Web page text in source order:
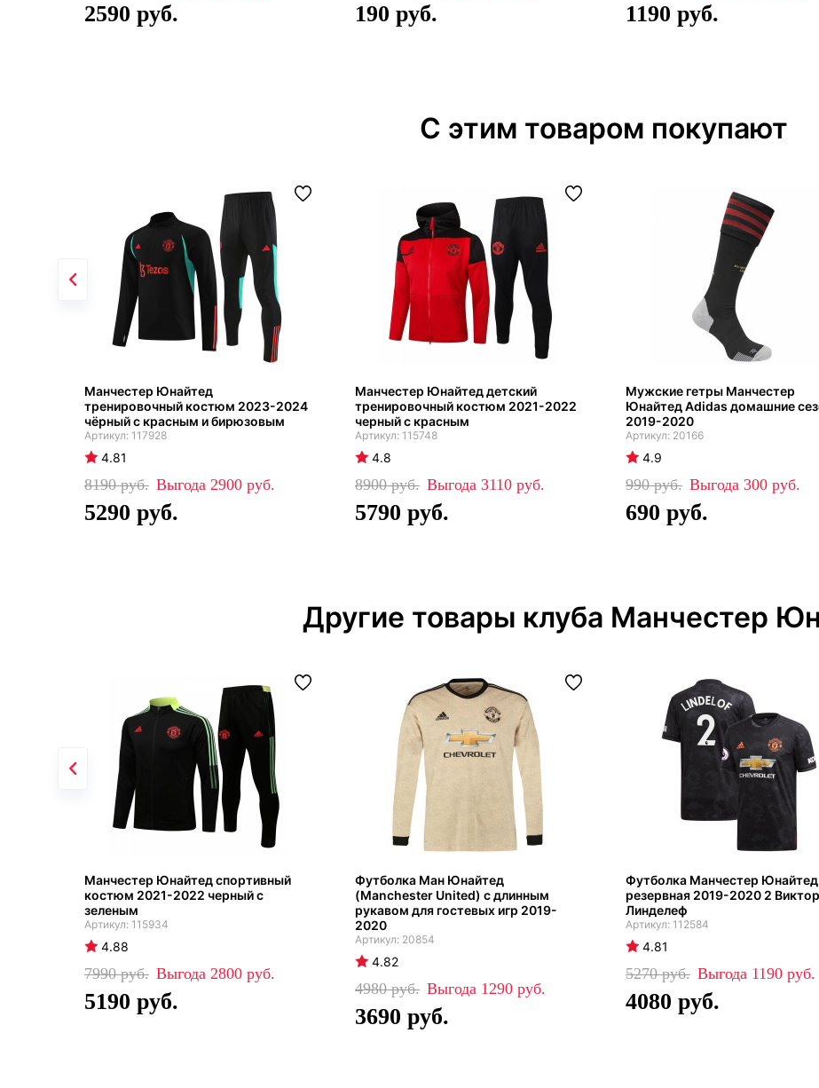
2590 190 1190
С этим товаром покупают
Манчестер Юнайтед
тренировочный костюм 2023-2024
чёрный с красным и бирюзовым
117928
4.81
8190 2900
5290
Манчестер Юнайтед детский
тренировочный костюм 2021-2022
черный с красным
115748
4.8
8900 3110
5790
Мужские гетры Манчестер
Юнайтед Adidas домашние
2019-2020
20166
4.9
990 300
690
Другие товары клуба Манчестер
Манчестер Юнайтед спортивный
костюм 2021-2022 черный с
зеленым
115934
4.88
7990 2800
5190
Футболка Ман Юнайтед
(Manchester United) с длинным
рукавом для гостевых игр 2019-
2020
20854
4.82
4980 1290
3690
Футболка Манчестер Юнайтед
резервная 2019-2020 2 Виктор
Линделеф
112584
4.81
5270 1190
4080